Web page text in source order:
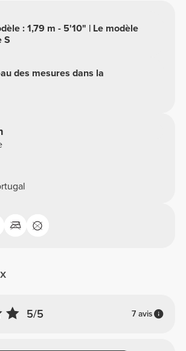
des mesures dans la
: 1,79 m - 5'10" | Le modèle
S
5/5 7 avis